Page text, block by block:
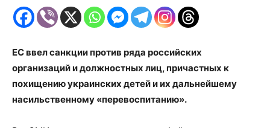
ЕС ввел санкции против ряда российских
организаций и должностных лиц, причастных к
похищению украинских детей и их дальнейшему
насильственному «перевоспитанию».